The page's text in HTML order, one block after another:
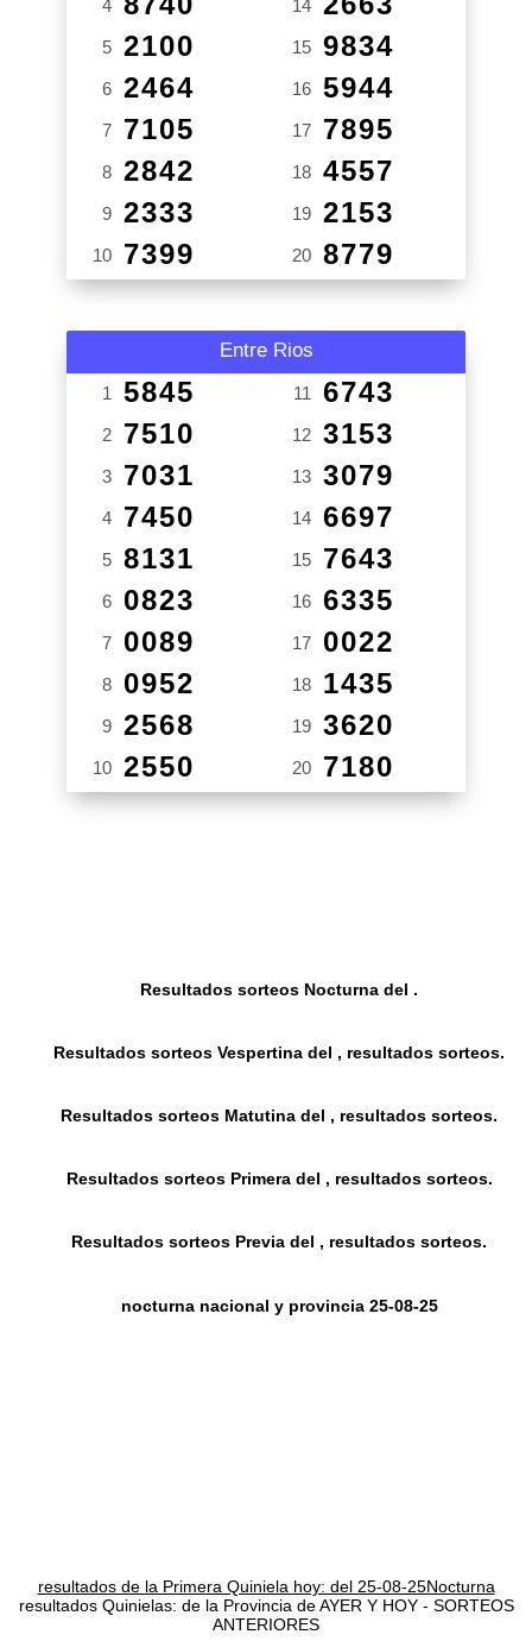
4
5 2100
6 2464
7 7105
8 2842
9 2333
10 7399
14
15 9834
16 5944
17 7895
18 4557
19 2153
20 8779
Entre Rios
1 5845
2 7510
3 7031
4 7450
5 8131
6 0823
7 0089
8 0952
9 2568
10 2550
11 6743
12 3153
13 3079
14 6697
15 7643
16 6335
17 0022
18 1435
19 3620
20 7180
Resultados sorteos Nocturna del .
Resultados sorteos Vespertina del , resultados sorteos.
Resultados sorteos Matutina del , resultados sorteos.
Resultados sorteos Primera del , resultados sorteos.
Resultados sorteos Previa del , resultados sorteos.
nocturna nacional y provincia 25-08-25
resultados de la Primera Quiniela hoy: del 25-08-25Nocturna
resultados Quinielas: de la Provincia de AYER Y HOY - SORTEOS
ANTERIORES